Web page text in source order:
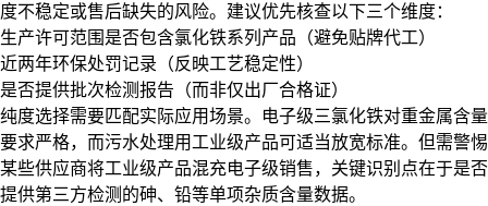
度不稳定或售后缺失的风险。建议优先核查以下三个维度：
生产许可范围是否包含氯化铁系列产品（避免贴牌代工）
近两年环保处罚记录（反映工艺稳定性）
是否提供批次检测报告（而非仅出厂合格证）
纯度选择需要匹配实际应用场景。
电子级三氯化铁对重金属含量
要求严格，而污水处理用工业级产品可适当放宽标准。但需警惕
某些供应商将工业级产品混充电子级销售，关键识别点在于是否
提供第三方检测的砷、铅等单项杂质含量数据。